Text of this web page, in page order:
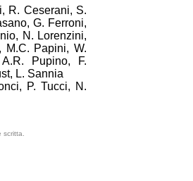
R. Ceserani, S.
G. Ferroni,
N. Lorenzini,
M.C. Papini, W.
Pupino, F.
L. Sannia
P. Tucci, N.
scritta.